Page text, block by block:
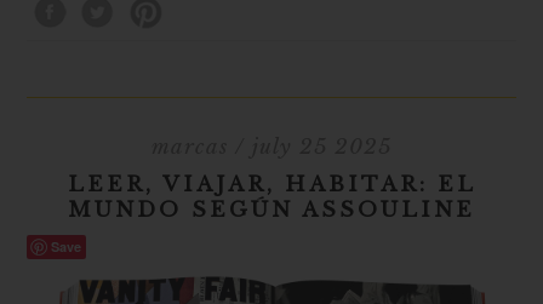
LEER, VIAJAR, HABITAR: EL
MUNDO SEGÚN ASSOULINE
Save